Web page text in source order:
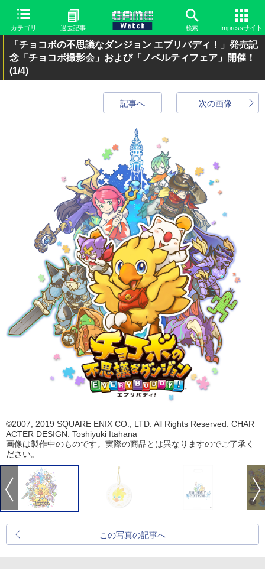
カテゴリ 過去記事 検索 Impressサイト
「チョコボの不思議なダンジョン エブリバディ！」発売記
念「チョコボ撮影会」および「ノベルティフェア」開催！
(1/4)
次の画像
記事へ
©2007, 2019 SQUARE ENIX CO., LTD. All Rights Reserved. CHAR
ACTER DESIGN: Toshiyuki Itahana
画像は製作中のものです。実際の商品とは異なりますのでご了承く
ださい。
この写真の記事へ